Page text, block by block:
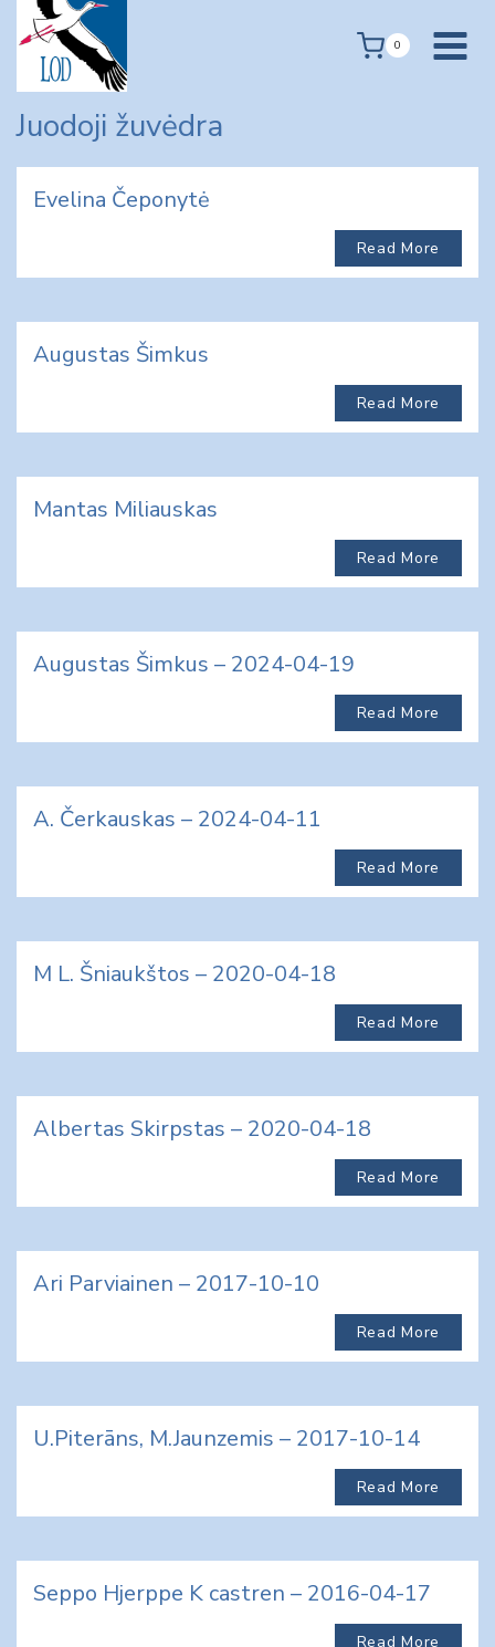
content
0
Juodoji žuvėdra
Evelina Čeponytė
Read More
Augustas Šimkus
Read More
Mantas Miliauskas
Read More
Augustas Šimkus – 2024-04-19
Read More
A. Čerkauskas – 2024-04-11
Read More
M L. Šniaukštos – 2020-04-18
Read More
Albertas Skirpstas – 2020-04-18
Read More
Ari Parviainen – 2017-10-10
Read More
U.Piterāns, M.Jaunzemis – 2017-10-14
Read More
Seppo Hjerppe K castren – 2016-04-17
Read More